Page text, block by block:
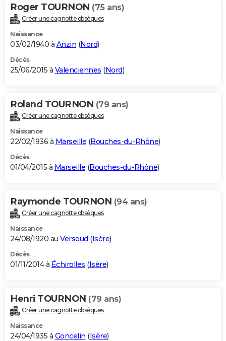
Roger TOURNON (75 ans)
Créer une cagnotte obsèques
Naissance
03/02/1940 à Anzin (Nord)
Décès
25/06/2015 à Valenciennes (Nord)
Roland TOURNON (79 ans)
Créer une cagnotte obsèques
Naissance
22/02/1936 à Marseille (Bouches-du-Rhône)
Décès
01/04/2015 à Marseille (Bouches-du-Rhône)
Raymonde TOURNON (94 ans)
Créer une cagnotte obsèques
Naissance
24/08/1920 au Versoud (Isère)
Décès
01/11/2014 à Échirolles (Isère)
Henri TOURNON (79 ans)
Créer une cagnotte obsèques
Naissance
24/04/1935 à Goncelin (Isère)